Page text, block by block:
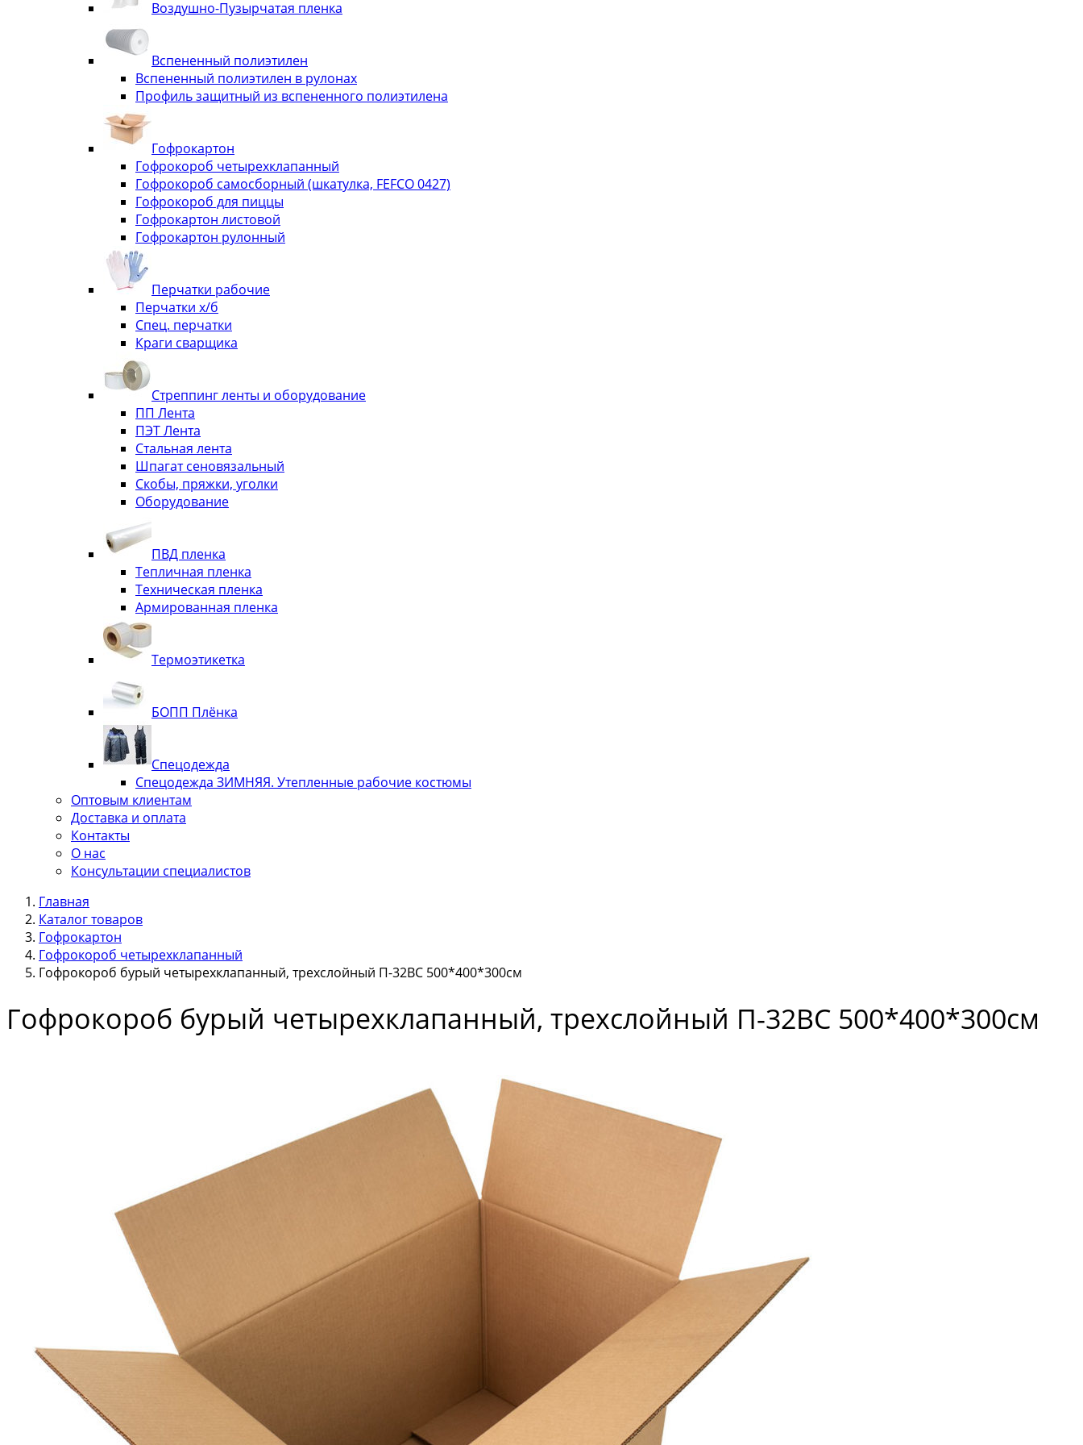
Воздушно-Пузырчатая пленка
Вспененный полиэтилен
Вспененный полиэтилен в рулонах
Профиль защитный из вспененного полиэтилена
Гофрокартон
Гофрокороб четырехклапанный
Гофрокороб самосборный (шкатулка, FEFCO 0427)
Гофрокороб для пиццы
Гофрокартон листовой
Гофрокартон рулонный
Перчатки рабочие
Перчатки х/б
Спец. перчатки
Краги сварщика
Стреппинг ленты и оборудование
ПП Лента
ПЭТ Лента
Стальная лента
Шпагат сеновязальный
Скобы, пряжки, уголки
Оборудование
ПВД пленка
Тепличная пленка
Техническая пленка
Армированная пленка
Термоэтикетка
БОПП Плёнка
Спецодежда
Спецодежда ЗИМНЯЯ. Утепленные рабочие костюмы
Оптовым клиентам
Доставка и оплата
Контакты
О нас
Консультации специалистов
Главная
Каталог товаров
Гофрокартон
Гофрокороб четырехклапанный
Гофрокороб бурый четырехклапанный, трехслойный П-32ВС 500*400*300см
Гофрокороб бурый четырехклапанный, трехслойный П-32ВС 500*400*300см